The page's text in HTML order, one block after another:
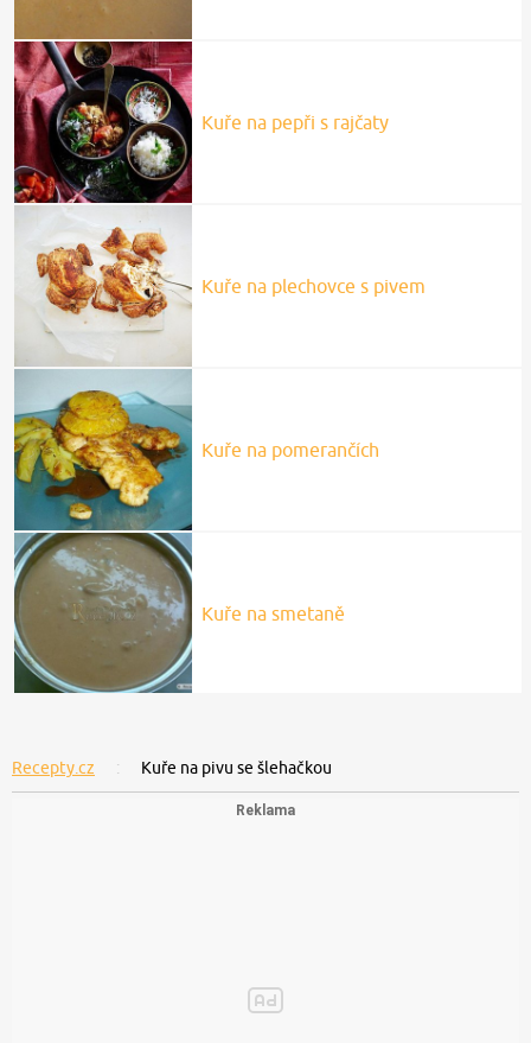
Kuře na pepři s rajčaty
Kuře na plechovce s pivem
Kuře na pomerančích
Kuře na smetaně
Recepty.cz Kuře na pivu se šlehačkou